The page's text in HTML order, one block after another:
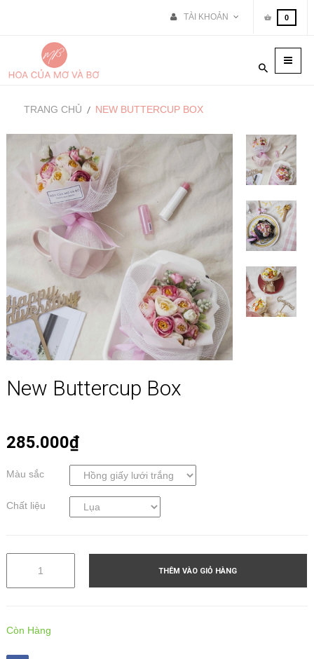
0
TÀI KHOẢN
Toggle
TRANG CHỦ NEW BUTTERCUP BOX
New Buttercup Box
285.000₫
Màu sắc
Chất liệu
THÊM VÀO GIỎ HÀNG
Còn Hàng